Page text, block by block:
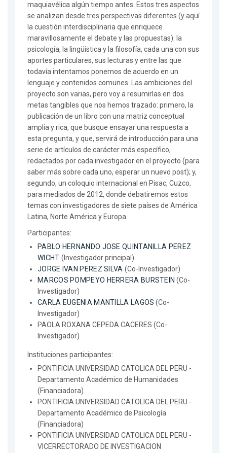
maquiavélica algún tiempo antes. Estos tres aspectos
se analizan desde tres perspectivas diferentes (y aquí
la cuestión interdisciplinaria que enriquece
maravillosamente el debate y las propuestas): la
psicología, la lingüística y la filosofía, cada una con sus
aportes particulares, sus lecturas y entre las que
todavía intentamos ponernos de acuerdo en un
lenguaje y contenidos comunes. Las ambiciones del
proyecto son varias, pero voy a resumirlas en dos
metas tangibles que nos hemos trazado: primero, la
publicación de un libro con una matriz conceptual
amplia y rica, que busque ensayar una respuesta a
esta pregunta, y que, servirá de introducción para una
serie de artículos de carácter más específico,
redactados por cada investigador en el proyecto (para
saber más sobre cada uno, esperar un nuevo post); y,
segundo, un coloquio internacional en Pisac, Cuzco,
para mediados de 2012, donde debatiremos estos
temas con investigadores de siete países de América
Latina, Norte América y Europa.
Participantes:
PABLO HERNANDO JOSE QUINTANILLA PEREZ
WICHT (Investigador principal)
JORGE IVAN PEREZ SILVA (Co-Investigador)
MARCOS POMPEYO HERRERA BURSTEIN (Co-
Investigador)
CARLA EUGENIA MANTILLA LAGOS (Co-
Investigador)
PAOLA ROXANA CEPEDA CACERES (Co-
Investigador)
Instituciones participantes:
PONTIFICIA UNIVERSIDAD CATOLICA DEL PERU -
Departamento Académico de Humanidades
(Financiadora)
PONTIFICIA UNIVERSIDAD CATOLICA DEL PERU -
Departamento Académico de Psicología
(Financiadora)
PONTIFICIA UNIVERSIDAD CATOLICA DEL PERU -
VICERRECTORADO DE INVESTIGACION